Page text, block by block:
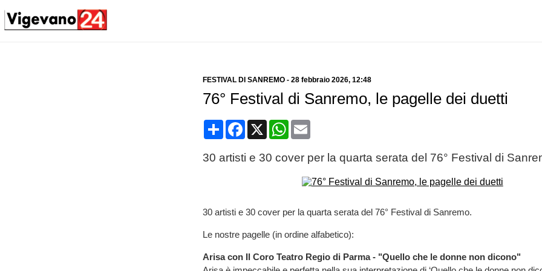
FESTIVAL DI SANREMO- 28 febbraio 2026, 12:48
76° Festival di Sanremo, le pagelle dei duetti
CondividiFacebook
X WhatsApp
Email
30 artisti e 30 cover per la quarta serata del 76° Festival di
30 artisti e 30 cover per la quarta serata del 76° Festival di Sanremo.
Le nostre pagelle (in ordine alfabetico):
Arisa con Il Coro Teatro Regio di Parma - "Quello che le donne non dicono"